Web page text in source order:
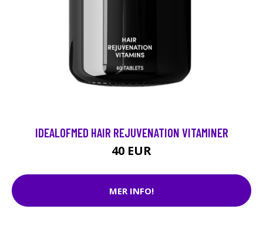
IDEALOFMED HAIR REJUVENATION VITAMINER
40 EUR
MER INFO!